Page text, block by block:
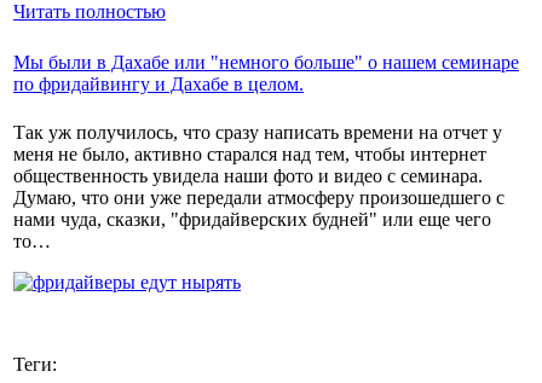
Читать полностью
Мы были в Дахабе или "немного больше" о нашем семинаре
по фридайвингу и Дахабе в целом.
Так уж получилось, что сразу написать времени на отчет у
меня не было, активно старался над тем, чтобы интернет
общественность увидела наши фото и видео с семинара.
Думаю, что они уже передали атмосферу произошедшего с
нами чуда, сказки, "фридайверских будней" или еще чего
то…
Теги: